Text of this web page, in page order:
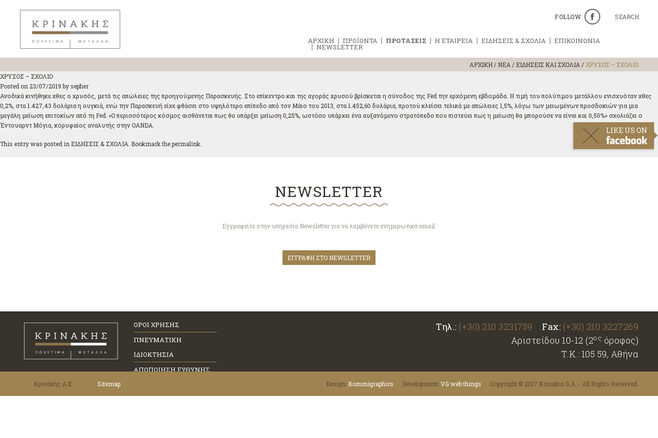
FOLLOW SEARCH
ΑΡΧΙΚΗ ΠΡΟΪΟΝΤΑ ΠΡΟΤΑΣΕΙΣ Η ΕΤΑΙΡΕΙΑ ΕΙΔΗΣΕΙΣ & ΣΧΟΛΙΑ ΕΠΙΚΟΙΝΩΝΙΑ
NEWSLETTER
ΑΡΧΙΚΗ / ΝΕΑ / ΕΙΔΗΣΕΙΣ ΚΑΙ ΣΧΟΛΙΑ /ΧΡΥΣΟΣ – ΣΧΟΛΙΟ
ΧΡΥΣΟΣ – ΣΧΟΛΙΟ
Posted on 23/07/2019 bysepher
Ανοδικά κινήθηκε χθες ο χρυσός, μετά τις απώλειες της προηγούμενης Παρασκευής. Στο επίκεντρο και της αγοράς χρυσού βρίσκεται η σύνοδος της Fed την ερχόμενη εβδομάδα. Η τιμή του πολύτιμου μετάλλου ενισχυόταν χθες
0,2%, στα 1.427,43 δολάρια η ουγκιά, ενώ την Παρασκευή είχε φθάσει στο υψηλότερο επίπεδο από τον Μάιο του 2013, στα 1.452,60 δολάρια, προτού κλείσει τελικά με απώλειες 1,5%, λόγω των μειωμένων προσδοκιών για μια
μεγάλη μείωση επιτοκίων από τη Fed. «Ο περισσότερος κόσμος αισθάνεται πως θα υπάρξει μείωση 0,25%, ωστόσο υπάρχει ένα αυξανόμενο στρατόπεδο που πιστεύει πως η μείωση θα μπορούσε να είναι και 0,50%» σχολιάζει ο
Έντουαρντ Μόγια, κορυφαίος αναλυτής στην OANDA.
This entry was posted in ΕΙΔΗΣΕΙΣ & ΣΧΟΛΙΑ . Bookmark thepermalink
NEWSLETTER
Εγγραφείτε στην υπηρεσία Newsletter για να λαμβάνετε ενημερωτικά email.
ΕΓΓΡΑΦΗ ΣΤΟ NEWSLETTER
ΟΡΟΙ ΧΡΗΣΗΣ
ΠΝΕΥΜΑΤΙΚΗ
ΙΔΙΟΚΤΗΣΙΑ
ΑΠΟΠΟΙΗΣΗ ΕΥΘΥΝΗΣ
Τηλ.: (+30) 210 3231759 Fax: (+30) 210 3227269
Αριστείδου 10-12 (2ος όροφος)
Τ.Κ.: 105 59, Αθήνα
Κρινάκης Α.Ε. Sitemap Design: Κommigraphics Development:VG web things Copyright © 2017 Krinakis S.A. - All Rights Reserved.
LIKE US ON